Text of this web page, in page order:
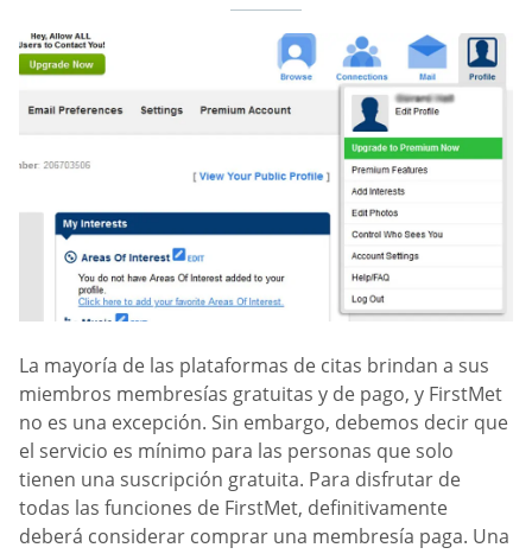
La mayoría de las plataformas de citas brindan a sus
miembros membresías gratuitas y de pago, y FirstMet
no es una excepción. Sin embargo, debemos decir que
el servicio es mínimo para las personas que solo
tienen una suscripción gratuita. Para disfrutar de
todas las funciones de FirstMet, definitivamente
deberá considerar comprar una membresía paga. Una